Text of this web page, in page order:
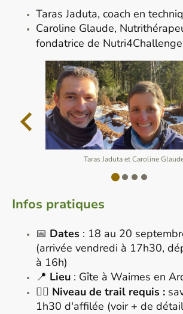
Taras Jaduta, coach en
Caroline Glaude,
fondatrice de
Taras Jaduta et Caroline
Infos pratiques
📅 Dates : 18 au 20
(arrivée vendredi à 17h30,
à 16h)
📍 Lieu : Gîte à Waimes en
🏃‍♂️ Niveau de trail requis :
1h30 d'affilée (voir + de